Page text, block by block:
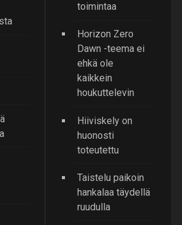
toimintaa
Horizon Zero
Dawn -teema ei
ehkä ole
kaikkein
houkuttelevin
Hiiviskely on
huonosti
toteutettu
Taistelu paikoin
hankalaa täydellä
ruudulla